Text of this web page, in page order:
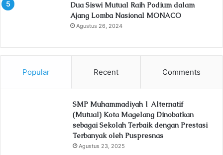
Dua Siswi Mutual Raih Podium dalam
Ajang Lomba Nasional MONACO
Agustus 26, 2024
Popular Recent Comments
SMP Muhammadiyah 1 Alternatif
(Mutual) Kota Magelang Dinobatkan
sebagai Sekolah Terbaik dengan Prestasi
Terbanyak oleh Puspresnas
Agustus 23, 2025